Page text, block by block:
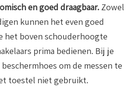
en goed draagbaar. Zowel
kunnen het even goed
het boven schouderhoogte
prima bedienen. Bij je
om de messen te
toestel niet gebruikt.